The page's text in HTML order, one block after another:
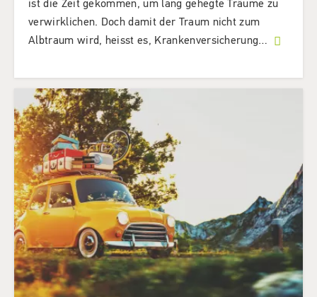
ist die Zeit gekommen, um lang gehegte Träume zu
verwirklichen. Doch damit der Traum nicht zum
Albtraum wird, heisst es, Krankenversicherung…